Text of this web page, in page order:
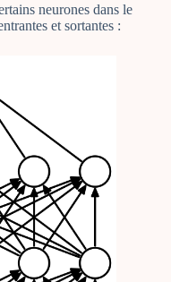
neurones dans le
et sortantes :